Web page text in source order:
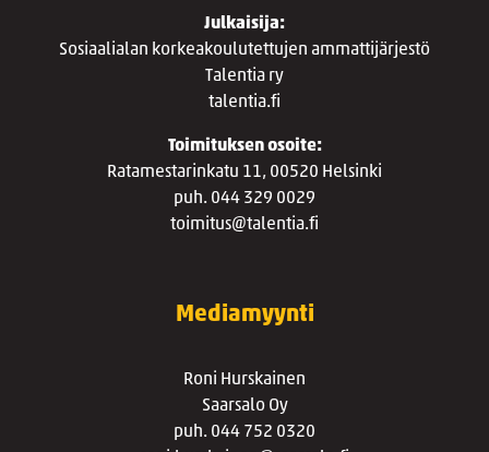
Julkaisija:
Sosiaalialan korkeakoulutettujen ammattijärjestö
Talentia ry
talentia.fi
Toimituksen osoite:
Ratamestarinkatu 11, 00520 Helsinki
puh. 044 329 0029
toimitus@talentia.fi
Mediamyynti
Roni Hurskainen
Saarsalo Oy
puh. 044 752 0320